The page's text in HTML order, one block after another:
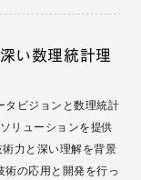
深い数理統計理
タビジョンと数理統計
リューションを提供
術力と深い理解を背景
術の応用と開発を行っ